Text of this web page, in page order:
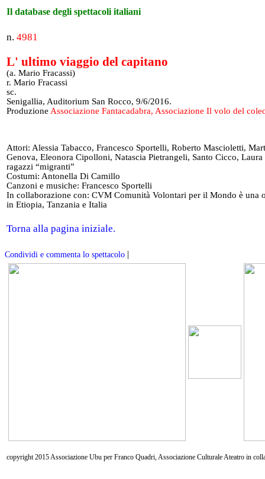
Il database degli spettacoli italiani
n. 4981
L' ultimo viaggio del capitano
(a. Mario Fracassi)
r. Mario Fracassi
sc.
Senigallia, Auditorium San Rocco, 9/6/2016.
Produzione Associazione Fantacadabra, Associazione Il volo del
Attori: Alessia Tabacco, Francesco Sportelli, Roberto Mascioletti,
Genova, Eleonora Cipolloni, Natascia Pietrangeli, Santo Cicco,
ragazzi “migranti”
Costumi: Antonella Di Camillo
Canzoni e musiche: Francesco Sportelli
In collaborazione con: CVM Comunità Volontari per il Mondo è una
in Etiopia, Tanzania e Italia
Torna alla pagina iniziale.
Condividi e commenta lo spettacolo |
copyright 2015 Associazione Ubu per Franco Quadri, Associazione Culturale Ateatro in